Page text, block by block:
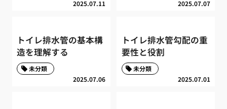
2025.07.11 2025.07.07
トイレ排水管の基本構
造を理解する
2025.07.06
未分類
トイレ排水管勾配の重
要性と役割
2025.07.01
未分類